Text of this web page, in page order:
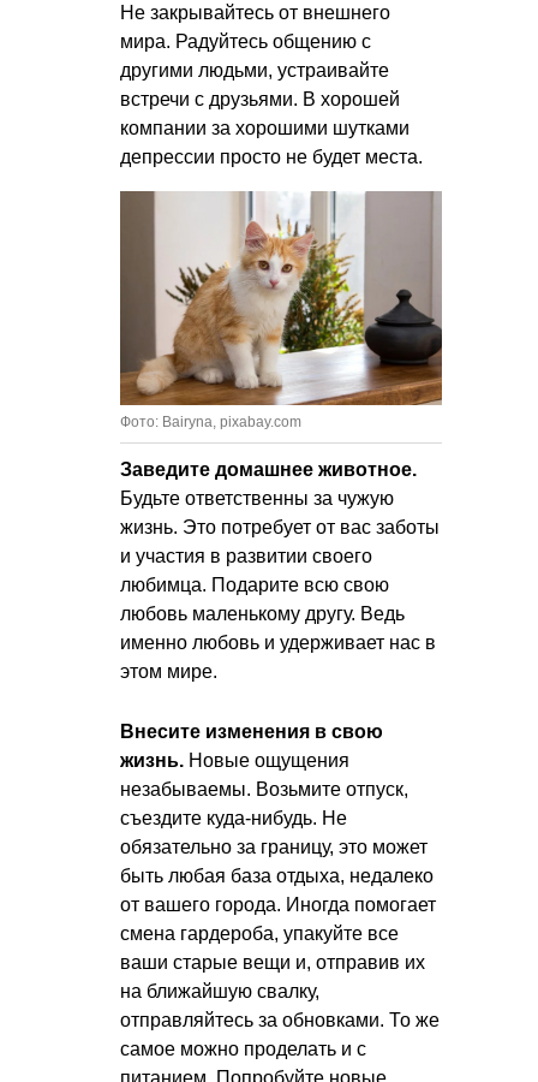
Не закрывайтесь от внешнего
мира. Радуйтесь общению с
другими людьми, устраивайте
встречи с друзьями. В хорошей
компании за хорошими шутками
депрессии просто не будет места.
Фото: Bairyna, pixabay.com
Заведите домашнее животное.
Будьте ответственны за чужую
жизнь. Это потребует от вас заботы
и участия в развитии своего
любимца. Подарите всю свою
любовь маленькому другу. Ведь
именно любовь и удерживает нас в
этом мире.
Внесите изменения в свою
жизнь. Новые ощущения
незабываемы. Возьмите отпуск,
съездите куда-нибудь. Не
обязательно за границу, это может
быть любая база отдыха, недалеко
от вашего города. Иногда помогает
смена гардероба, упакуйте все
ваши старые вещи и, отправив их
на ближайшую свалку,
отправляйтесь за обновками. То же
самое можно проделать и с
питанием. Попробуйте новые